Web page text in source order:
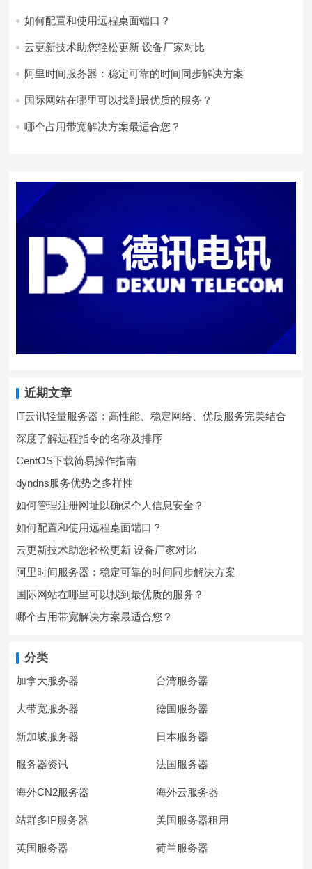
如何配置和使用远程桌面端口？
云更新技术助您轻松更新 设备厂家对比
阿里时间服务器：稳定可靠的时间同步解决方案
国际网站在哪里可以找到最优质的服务？
哪个占用带宽解决方案最适合您？
近期文章
IT云讯轻量服务器：高性能、稳定网络、优质服务完美结合
深度了解远程指令的名称及排序
CentOS下载简易操作指南
dyndns服务优势之多样性
如何管理注册网址以确保个人信息安全？
如何配置和使用远程桌面端口？
云更新技术助您轻松更新 设备厂家对比
阿里时间服务器：稳定可靠的时间同步解决方案
国际网站在哪里可以找到最优质的服务？
哪个占用带宽解决方案最适合您？
分类
加拿大服务器 台湾服务器
大带宽服务器 德国服务器
新加坡服务器 日本服务器
服务器资讯 法国服务器
海外CN2服务器 海外云服务器
站群多IP服务器 美国服务器租用
英国服务器 荷兰服务器